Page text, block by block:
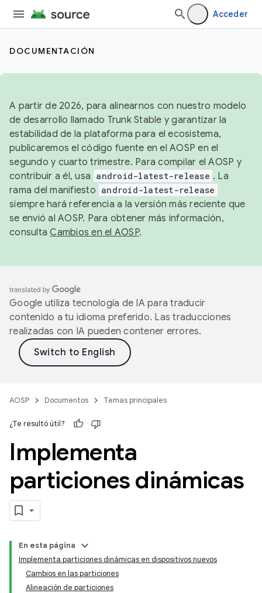
Acceder
DOCUMENTACIÓN
A partir de 2026, para alinearnos con nuestro modelo
de desarrollo llamado Trunk Stable y garantizar la
estabilidad de la plataforma para el ecosistema,
publicaremos el código fuente en el AOSP en el
segundo y cuarto trimestre. Para compilar el AOSP y
contribuir a él, usa android-latest-release . La
rama del manifiesto android-latest-release
siempre hará referencia a la versión más reciente que
se envió al AOSP. Para obtener más información,
consultaCambios en el AOSP.
Google utiliza tecnología de IA para traducir
contenido a tu idioma preferido. Las traducciones
realizadas con IA pueden contener errores.
AOSP Documentos Temas principales
¿Te resultó útil?
Implementa
particiones dinámicas
En esta página
Implementa particiones dinámicas en dispositivos nuevos
Cambios en las particiones
Alineación de particiones